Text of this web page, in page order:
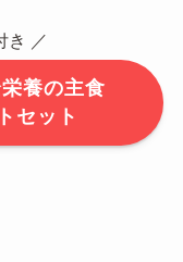
き ／
養の主食
セット